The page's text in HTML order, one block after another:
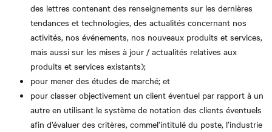
des lettres contenant des renseignements sur les dernières
tendances et technologies, des actualités concernant nos
activités, nos événements, nos nouveaux produits et services,
mais aussi sur les mises à jour / actualités relatives aux
produits et services existants);
pour mener des études de marché; et
pour classer objectivement un client éventuel par rapport à un
autre en utilisant le système de notation des clients éventuels
afin d’évaluer des critères, commel’intitulé du poste, l’industrie